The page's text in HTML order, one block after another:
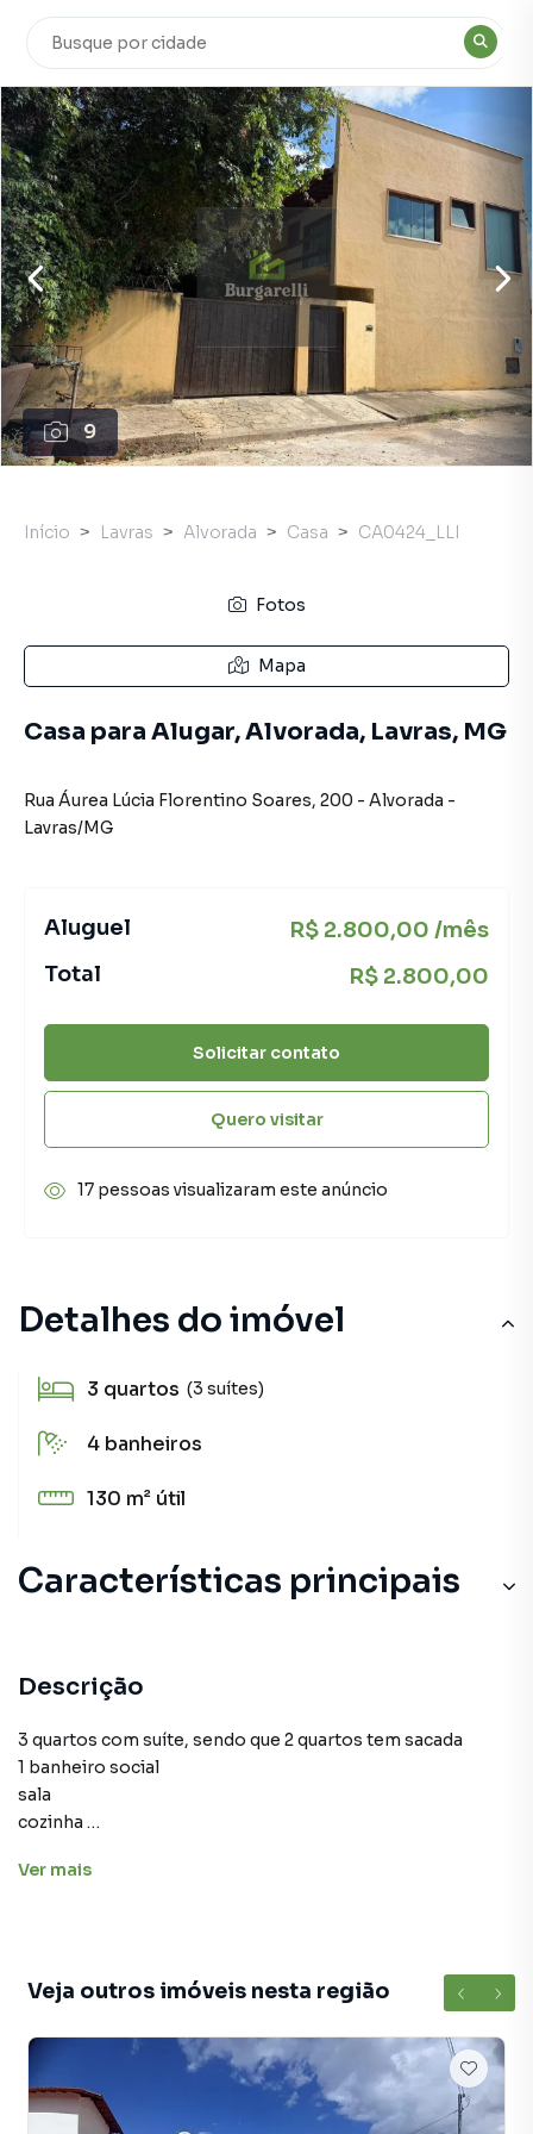
9
Detalhes do imóvel
3 quartos (3 suítes)
4 banheiros
130 m² útil
Características principais
Descrição
3 quartos com suíte, sendo que 2 quartos tem sacada
1 banheiro social
sala
cozinha
quintal
Casa para Aluguel em região valorizada do bairro Alvorada,
em Lavras. Não encontrou o que procurava ou deseja mais
informações sobre Casa em Lavras? Entre em contato
com nossa equipe pelo telefone (35) 3409-2021.
Ver mais
Veja outros imóveis nesta região
Início Lavras Alvorada Casa CA0424_LLI
Fotos
Mapa
Casa para Alugar, Alvorada, Lavras, MG
Rua Áurea Lúcia Florentino Soares, 200 - Alvorada -
Lavras/MG
Aluguel
R$ 2.800,00 /mês
Total
R$ 2.800,00
Solicitar contato
Quero visitar
17 pessoas visualizaram este anúncio